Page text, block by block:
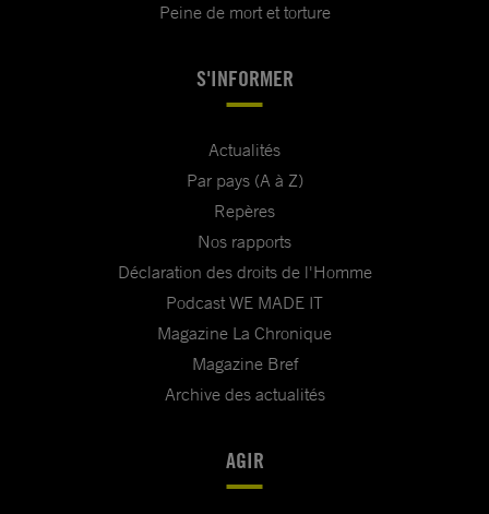
Peine de mort et torture
S'INFORMER
Actualités
Par pays (A à Z)
Repères
Nos rapports
Déclaration des droits de l'Homme
Podcast WE MADE IT
Magazine La Chronique
Magazine Bref
Archive des actualités
AGIR